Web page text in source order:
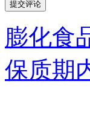
膨化食
保质期